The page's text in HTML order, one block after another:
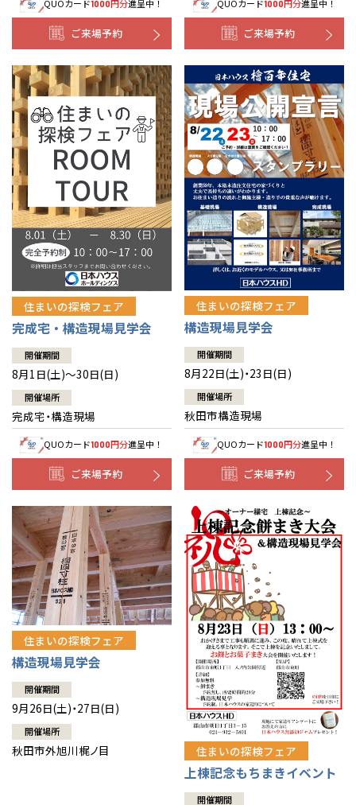
QUOカード1000円分進呈中！
ご来場予約
QUOカード1000円分進呈中！
ご来場予約
住まいの探検フェア
完成宅・構造現場見学会
開催期間
8月1日(土)～30日(日)
開催場所
完成宅・構造現場
QUOカード1000円分進呈中！
ご来場予約
住まいの探検フェア
構造現場見学会
開催期間
8月22日(土)・23日(日)
開催場所
秋田市構造現場
QUOカード1000円分進呈中！
ご来場予約
住まいの探検フェア
構造現場見学会
開催期間
9月26日(土)・27日(日)
開催場所
秋田市外旭川梶ノ目 住まいの探検フェア
上棟記念もちまきイベント
開催期間
福島
石川
福井
千葉
茨城
栃木
群馬
静岡
三重
京都
兵庫
奈良
滋賀
和歌山
岡山
香川
愛媛
鳥取
島根
広島
山口
徳島
高知
九州
福岡
佐賀
熊本
大分
宮崎
鹿児島
長崎
沖縄
分譲マンション
※現住所のある都道府県以外の建築予定地の方でも現住所の有るお近
くの展示場又は店舗にお問合せください。移住の計画の方もご相談対
応します。お気軽にご相談ください。
福島県
会津
石川県
福井県
福井
埼玉県
埼玉
千葉県
千葉
柏
茨城県
水戸
栃木県
宇都宮
小山
群馬県
群馬
伊勢崎
静岡県
三重県
四日市
京都府
京都
兵庫県
姫路
奈良県
奈良
岡山県
岡山
愛媛県
松山
九州
福岡県
福岡
佐賀県
佐賀
熊本県
熊本
大分県
大分
宮崎県
宮崎
鹿児島県
鹿児島